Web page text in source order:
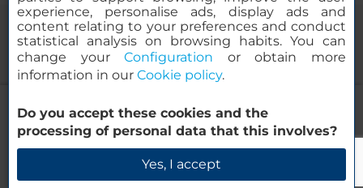
NH Johannesburg Sandton
Verificar disponibilidade
© 2000-2026 MINOR HOTELS EUROPE & AMERICAS Santa Engracia
120. 28003 Madrid, Espanha
experience, personalise ads, display ads and
content relating to your preferences and conduct
statistical analysis on browsing habits. You can
change yourConfiguration or obtain more
information in our Cookie policy.
Do you accept these cookies and the
processing of personal data that this involves?
Yes, I accept